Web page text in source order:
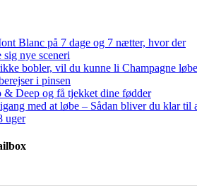
Blanc på 7 dage og 7 nætter, hvor der
nye sceneri
bobler, vil du kunne li Champagne
i pinsen
& Deep og få tjekket dine fødder
med at løbe – Sådan bliver du klar til
uger